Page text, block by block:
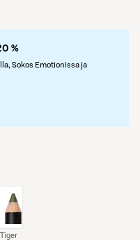
%
Sokos Emotionissa ja